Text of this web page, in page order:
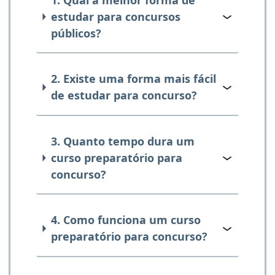
estudar para concursos
públicos?
2. Existe uma forma mais fácil
de estudar para concurso?
3. Quanto tempo dura um
curso preparatório para
concurso?
4. Como funciona um curso
preparatório para concurso?